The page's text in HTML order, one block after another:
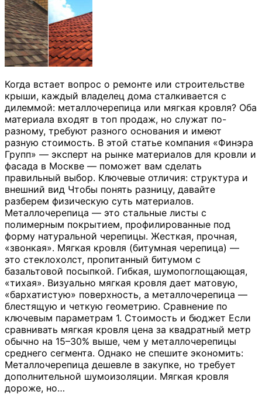
Когда встает вопрос о ремонте или строительстве
крыши, каждый владелец дома сталкивается с
дилеммой: металлочерепица или мягкая кровля? Оба
материала входят в топ продаж, но служат по-
разному, требуют разного основания и имеют
разную стоимость. В этой статье компания «Финэра
Групп» — эксперт на рынке материалов для кровли и
фасада в Москве — поможет вам сделать
правильный выбор. Ключевые отличия: структура и
внешний вид Чтобы понять разницу, давайте
разберем физическую суть материалов.
Металлочерепица — это стальные листы с
полимерным покрытием, профилированные под
форму натуральной черепицы. Жесткая, прочная,
«звонкая». Мягкая кровля (битумная черепица) —
это стеклохолст, пропитанный битумом с
базальтовой посыпкой. Гибкая, шумопоглощающая,
«тихая». Визуально мягкая кровля дает матовую,
«бархатистую» поверхность, а металлочерепица —
блестящую и четкую геометрию. Сравнение по
ключевым параметрам 1. Стоимость и бюджет Если
сравнивать мягкая кровля цена за квадратный метр
обычно на 15–30% выше, чем у металлочерепицы
среднего сегмента. Однако не спешите экономить:
Металлочерепица дешевле в закупке, но требует
дополнительной шумоизоляции. Мягкая кровля
дороже, но…